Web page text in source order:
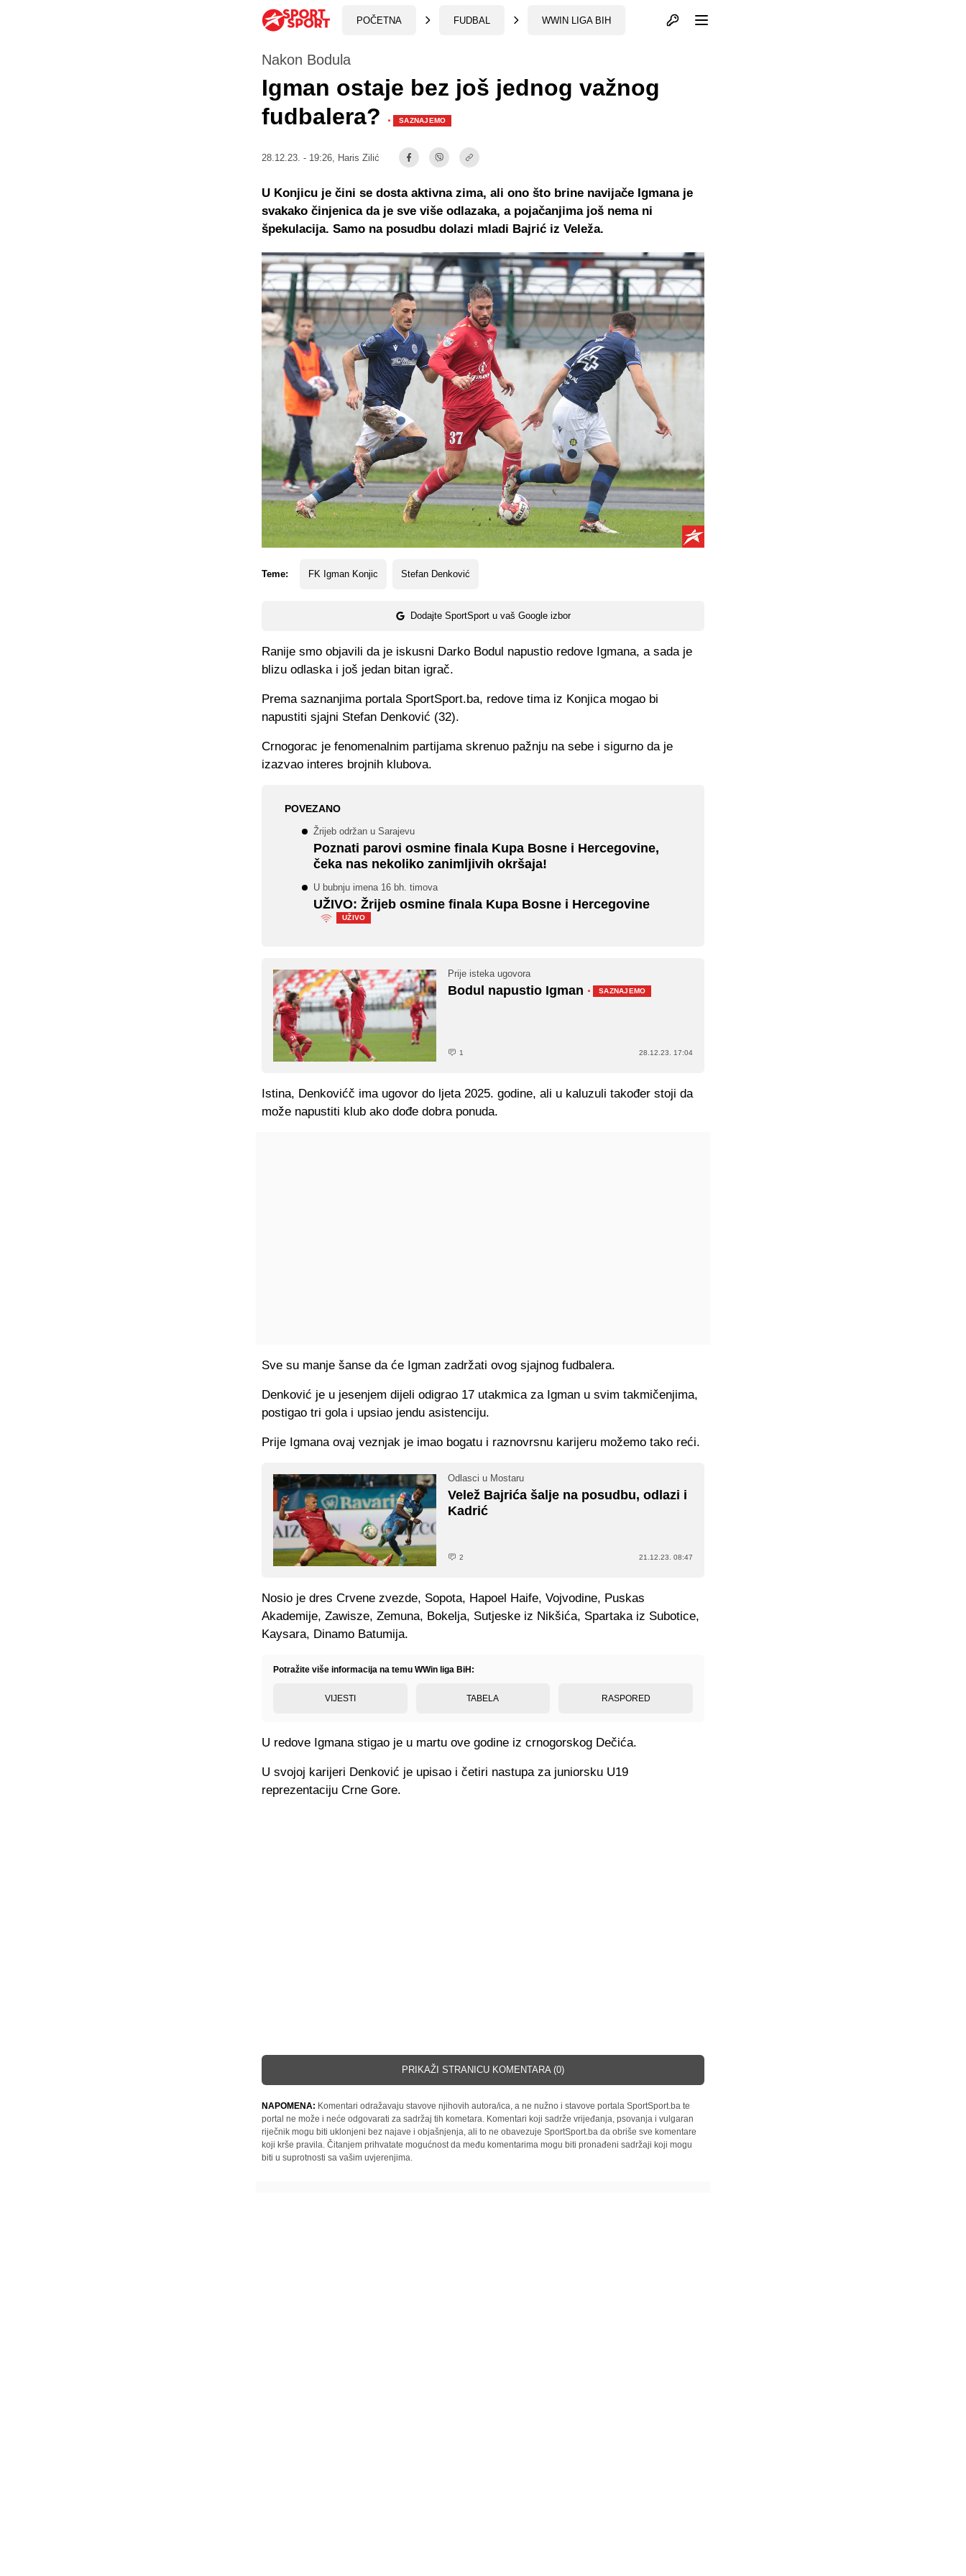
POČETNA FUDBAL WWIN LIGA BIH Otvori profil
Nakon Bodula
Igman ostaje bez još jednog važnog
fudbalera? · SAZNAJEMO
28.12.23. - 19:26, Haris Zilić
Teme: FK Igman Konjic Stefan Denković
Dodajte SportSport u vaš Google izbor
U Konjicu je čini se dosta aktivna zima, ali ono što brine navijače Igmana je
svakako činjenica da je sve više odlazaka, a pojačanjima još nema ni
špekulacija. Samo na posudbu dolazi mladi Bajrić iz Veleža.
Ranije smo objavili da je iskusni Darko Bodul napustio redove Igmana, a sada je
blizu odlaska i još jedan bitan igrač.
Prema saznanjima portala SportSport.ba, redove tima iz Konjica mogao bi
napustiti sjajni Stefan Denković (32).
Crnogorac je fenomenalnim partijama skrenuo pažnju na sebe i sigurno da je
izazvao interes brojnih klubova.
POVEZANO
Žrijeb održan u Sarajevu
Poznati parovi osmine finala Kupa Bosne i Hercegovine,
čeka nas nekoliko zanimljivih okršaja!
U bubnju imena 16 bh. timova
UŽIVO: Žrijeb osmine finala Kupa Bosne i Hercegovine
UŽIVO
Prije isteka ugovora
Bodul napustio Igman · SAZNAJEMO
1 28.12.23. 17:04
Istina, Denkovićč ima ugovor do ljeta 2025. godine, ali u kaluzuli također stoji da
može napustiti klub ako dođe dobra ponuda.
Sve su manje šanse da će Igman zadržati ovog sjajnog fudbalera.
Denković je u jesenjem dijeli odigrao 17 utakmica za Igman u svim takmičenjima,
postigao tri gola i upsiao jendu asistenciju.
Prije Igmana ovaj veznjak je imao bogatu i raznovrsnu karijeru možemo tako reći.
Odlasci u Mostaru
Velež Bajrića šalje na posudbu, odlazi i
Kadrić
2 21.12.23. 08:47
Nosio je dres Crvene zvezde, Sopota, Hapoel Haife, Vojvodine, Puskas
Akademije, Zawisze, Zemuna, Bokelja, Sutjeske iz Nikšića, Spartaka iz Subotice,
Kaysara, Dinamo Batumija.
Potražite više informacija na temu WWin liga BiH:
VIJESTI TABELA RASPORED
U redove Igmana stigao je u martu ove godine iz crnogorskog Dečića.
U svojoj karijeri Denković je upisao i četiri nastupa za juniorsku U19
reprezentaciju Crne Gore.
PRIKAŽI STRANICU KOMENTARA (0)
NAPOMENA: Komentari odražavaju stavove njihovih autora/ica, a ne nužno i stavove portala SportSport.ba te
portal ne može i neće odgovarati za sadržaj tih kometara. Komentari koji sadrže vrijeđanja, psovanja i vulgaran
riječnik mogu biti uklonjeni bez najave i objašnjenja, ali to ne obavezuje SportSport.ba da obriše sve komentare
koji krše pravila. Čitanjem prihvatate mogućnost da među komentarima mogu biti pronađeni sadržaji koji mogu
biti u suprotnosti sa vašim uvjerenjima.